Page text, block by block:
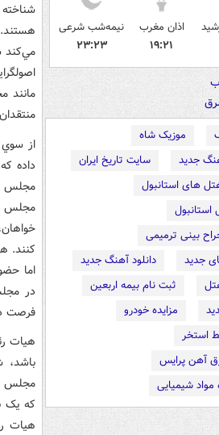
اذان مغرب
۱۹:۲۱
نیمه‌شب شرعی
۲۳:۲۳
موزیک شاه
جدید
سایت تاریخ ایران
های استانبول
استانبول
بینی ترمیمی
جدید
دانلود آهنگ جدید
ثبت نام بیمه اربعین
مزایده خودرو
استخر
آهن پرایس
شیمیایی
مي‌کند
مانند
از
داده
مجلس
مجلس
کنند.
در
فرصت
هيات
مجلس
که يک
هيات